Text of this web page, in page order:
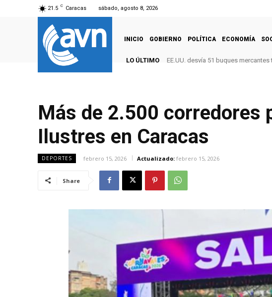
21.5 C Caracas sábado, agosto 8, 2026
INICIO GOBIERNO POLÍTICA ECONOMÍA
LO ÚLTIMO EE.UU. desvía 51 buques
Más de 2.500 corredores
Ilustres en Caracas
DEPORTES febrero 15, 2026 Actualizado: febrero 15, 2026
Share